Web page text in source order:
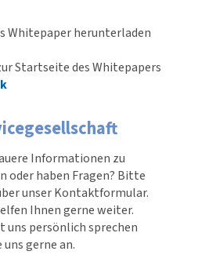
Whitepaper herun­ter­laden
Startseite des Whitepapers
Infor­ma­tionen zu
oder haben Fragen? Bitte
unser Kontakt­for­mular.
Ihnen gerne weiter.
uns persönlich sprechen
gerne an.